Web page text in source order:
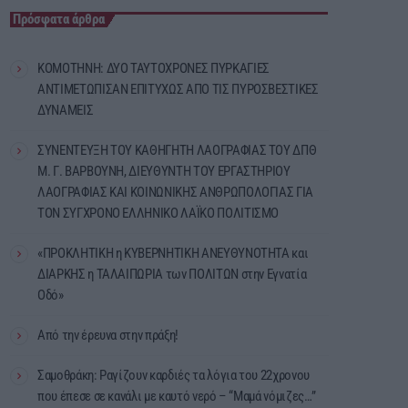
Πρόσφατα άρθρα
ΚΟΜΟΤΗΝΗ: ΔΥΟ ΤΑΥΤΟΧΡΟΝΕΣ ΠΥΡΚΑΓΙΕΣ
ΑΝΤΙΜΕΤΩΠΙΣΑΝ ΕΠΙΤΥΧΩΣ ΑΠΟ ΤΙΣ ΠΥΡΟΣΒΕΣΤΙΚΕΣ
ΔΥΝΑΜΕΙΣ
ΣΥΝΕΝΤΕΥΞΗ ΤΟΥ ΚΑΘΗΓΗΤΗ ΛΑΟΓΡΑΦΙΑΣ ΤΟΥ ΔΠΘ
Μ. Γ. ΒΑΡΒΟΥΝΗ, ΔΙΕΥΘΥΝΤΗ ΤΟΥ ΕΡΓΑΣΤΗΡΙΟΥ
ΛΑΟΓΡΑΦΙΑΣ ΚΑΙ ΚΟΙΝΩΝΙΚΗΣ ΑΝΘΡΩΠΟΛΟΓΙΑΣ ΓΙΑ
ΤΟΝ ΣΥΓΧΡΟΝΟ ΕΛΛΗΝΙΚΟ ΛΑΪΚΟ ΠΟΛΙΤΙΣΜΟ
«ΠΡΟΚΛΗΤΙΚΗ η ΚΥΒΕΡΝΗΤΙΚΗ ΑΝΕΥΘΥΝΟΤΗΤΑ και
ΔΙΑΡΚΗΣ η ΤΑΛΑΙΠΩΡΙΑ των ΠΟΛΙΤΩΝ στην Εγνατία
Οδό»
Από την έρευνα στην πράξη!
Σαμοθράκη: Ραγίζουν καρδιές τα λόγια του 22χρονου
που έπεσε σε κανάλι με καυτό νερό – “Μαμά νόμιζες…”